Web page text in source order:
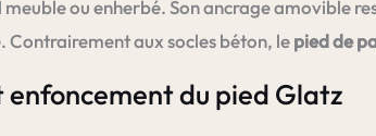
meuble ou enherbé. Son ancrage amovible
Contrairement aux socles béton, lepied de
du pied Glatz